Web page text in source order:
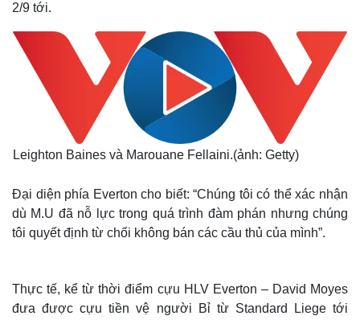
2/9 tới.
Leighton Baines và Marouane Fellaini.(ảnh: Getty)
Đại diện phía Everton cho biết: “Chúng tôi có thể xác nhận
dù M.U đã nỗ lực trong quá trình đàm phán nhưng chúng
tôi quyết định từ chối không bán các cầu thủ của mình”.
Thực tế, kể từ thời điểm cựu HLV Everton – David Moyes
đưa được cựu tiền vệ người Bỉ từ Standard Liege tới